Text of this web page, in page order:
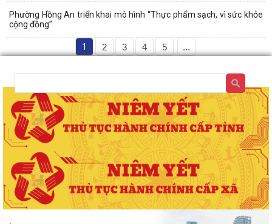
Phường Hồng An triển khai mô hình “Thực phẩm sạch, vì sức khỏe
cộng đồng”
1 2 3 4 5 ...